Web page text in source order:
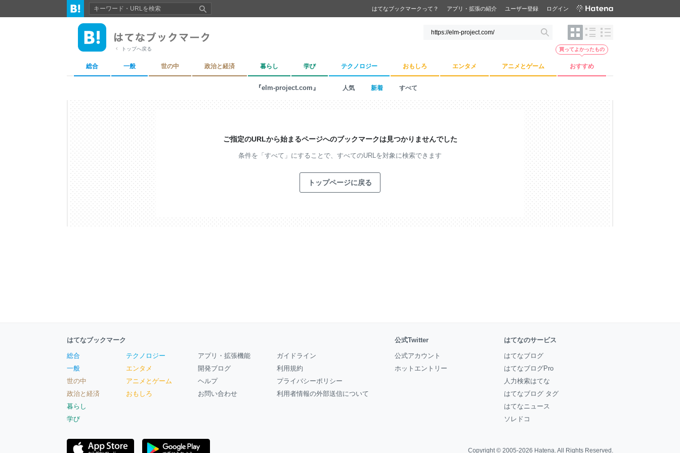
はてなブックマークって？ アプリ・拡張の紹介 ユーザー登録 ログイン
トップへ戻る
総合 一般 世の中 政治と経済 暮らし 学び テクノロジー おもしろ エンタメ アニメとゲーム おすすめ
買ってよかったもの
『elm-project.com』 人気 新着 すべて
ご指定のURLから始まるページへのブックマークは見つかりませんでした
条件を「すべて」にすることで、 すべてのURLを対象に検索できます
トップページに戻る
はてなブックマーク
総合
一般
世の中
政治と経済
暮らし
学び
テクノロジー
エンタメ
アニメとゲーム
おもしろ
アプリ・拡張機能
開発ブログ
ヘルプ
お問い合わせ
ガイドライン
利用規約
プライバシーポリシー
利用者情報の外部送信について
公式Twitter
公式アカウント
ホットエントリー
はてなのサービス
はてなブログ
はてなブログPro
人力検索はてな
はてなブログ タグ
はてなニュース
ソレドコ
Copyright © 2005-2026 Hatena. All Rights Reserved.